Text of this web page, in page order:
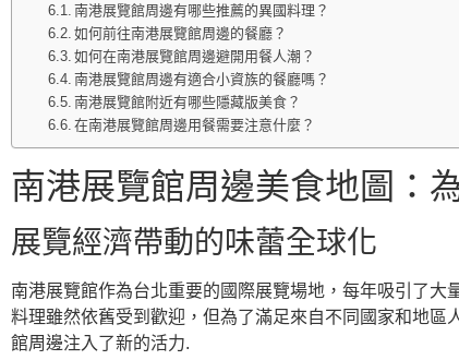
南港展覽館周邊有哪些推薦的異國料理？
如何前往南港展覽館周邊的餐廳？
如何在南港展覽館周邊避開用餐人潮？
南港展覽館周邊有適合小資族的餐廳嗎？
南港展覽館附近有哪些隱藏版美食？
在南港展覽館周邊用餐需要注意什麼？
南港展覽館周邊美食地圖：
展覽經濟帶動的味蕾全球化
南港展覽館作為台北重要的國際展覽場地，每年吸引了
料理雖然依舊受到歡迎，但為了滿足來自不同國家和地
館周邊注入了新的活力.